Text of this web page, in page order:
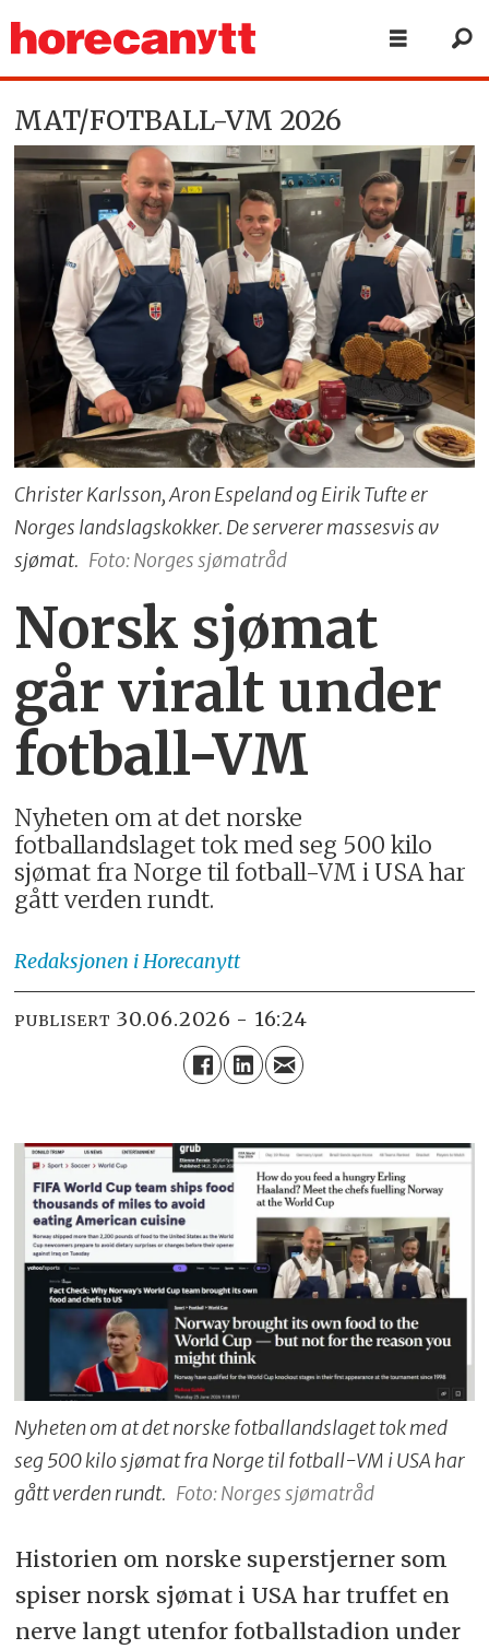
MAT/FOTBALL-VM 2026
Christer Karlsson, Aron Espeland og Eirik Tufte er
Norges landslagskokker. De serverer massesvis av
sjømat. Foto: Norges sjømatråd
Norsk sjømat
går viralt under
fotball-VM
Nyheten om at det norske
fotballandslaget tok med seg 500 kilo
sjømat fra Norge til fotball-VM i USA har
gått verden rundt.
Redaksjonen i Horecanytt
PUBLISERT 30.06.2026 - 16:24
Nyheten om at det norske fotballandslaget tok med
seg 500 kilo sjømat fra Norge til fotball-VM i USA har
gått verden rundt. Foto: Norges sjømatråd
Historien om norske superstjerner som
spiser norsk sjømat i USA har truffet en
nerve langt utenfor fotballstadion under